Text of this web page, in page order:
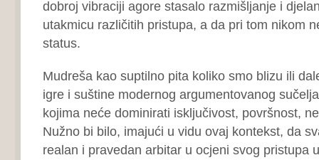
dobroj vibraciji agore stasalo razmišljanje i
utakmicu različitih pristupa, a da pri tom nikom
status.
Mudreša kao suptilno pita koliko smo blizu ili
igre i suštine modernog argumentovanog
kojima neće dominirati isključivost, površnost,
Nužno bi bilo, imajući u vidu ovaj kontekst, da
realan i pravedan arbitar u ocjeni svog pristupa